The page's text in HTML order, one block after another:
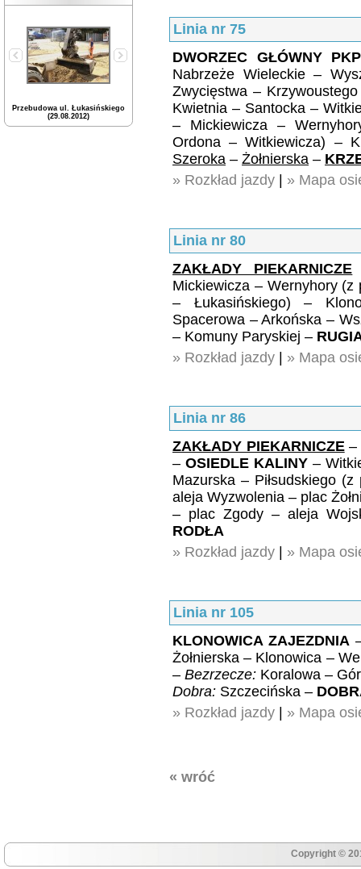
Przebudowa ul. Łukasińskiego
(29.08.2012)
Linia nr 75
DWORZEC GŁÓWNY PKP
Nabrzeże Wieleckie –
Zwycięstwa –
Kwietnia – Santocka –
– Mickiewicza –
Ordona – Witkiewicza) –
Szeroka – Żołnierska –
» Rozkład jazdy
» Mapa
Linia nr 80
ZAKŁADY PIEKARNICZE
Mickiewicza – Wernyhory
– Łukasińskiego) –
Spacerowa – Arkońska –
– Komuny Paryskiej –
» Rozkład jazdy
» Mapa
Linia nr 86
ZAKŁADY PIEKARNICZE
– OSIEDLE KALINY–
Mazurska – Piłsudskiego
aleja Wyzwolenia – plac
– plac Zgody – aleja
RODŁA
» Rozkład jazdy
» Mapa
Linia nr 105
KLONOWICA ZAJEZDNIA
Żołnierska – Klonowica –
–Bezrzecze: Koralowa –
Dobra: Szczecińska –
» Rozkład jazdy
» Mapa
« wróć
Copyright ©